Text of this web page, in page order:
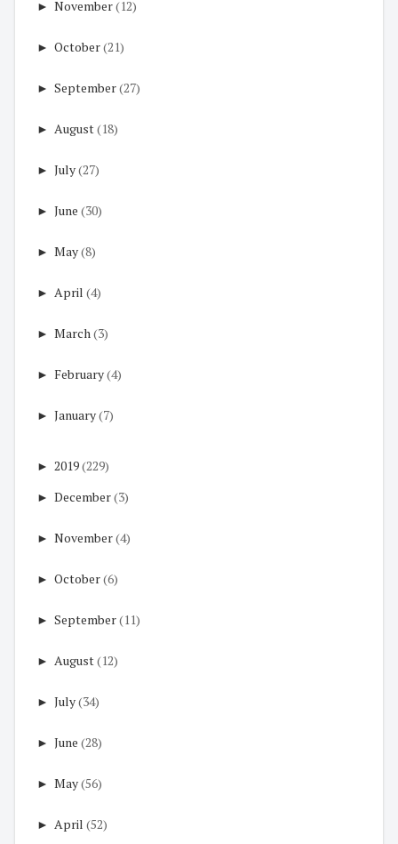
► November(12)
► October(21)
► September(27)
► August(18)
► July(27)
► June (30)
► May(8)
► April (4)
► March(3)
► February(4)
► January(7)
► 2019(229)
► December(3)
► November(4)
► October(6)
► September(11)
► August(12)
► July(34)
► June (28)
► May(56)
► April (52)